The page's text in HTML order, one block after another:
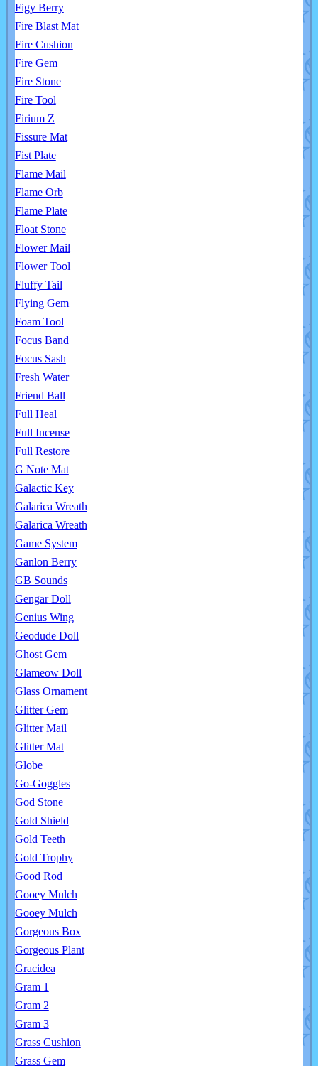
Figy Berry
Fire Blast Mat
Fire Cushion
Fire Gem
Fire Stone
Fire Tool
Firium Z
Fissure Mat
Fist Plate
Flame Mail
Flame Orb
Flame Plate
Float Stone
Flower Mail
Flower Tool
Fluffy Tail
Flying Gem
Foam Tool
Focus Band
Focus Sash
Fresh Water
Friend Ball
Full Heal
Full Incense
Full Restore
G Note Mat
Galactic Key
Galarica Wreath
Galarica Wreath
Game System
Ganlon Berry
GB Sounds
Gengar Doll
Genius Wing
Geodude Doll
Ghost Gem
Glameow Doll
Glass Ornament
Glitter Gem
Glitter Mail
Glitter Mat
Globe
Go-Goggles
God Stone
Gold Shield
Gold Teeth
Gold Trophy
Good Rod
Gooey Mulch
Gooey Mulch
Gorgeous Box
Gorgeous Plant
Gracidea
Gram 1
Gram 2
Gram 3
Grass Cushion
Grass Gem